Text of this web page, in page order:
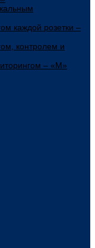
каждой розетки –
контролем и
– «М»